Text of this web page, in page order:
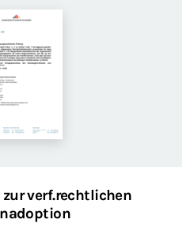
verf.rechtlichen